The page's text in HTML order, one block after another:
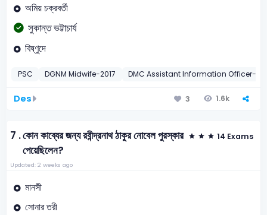
অমিয় চক্রবর্তী
সুকান্ত ভট্টাচার্য
বিষ্ণুদে
PSC DGNM Midwife-2017 DMC Assistant Information Officer-
Des 3 1.6k
7 .কোন কাব্যের জন্য রবীন্দ্রনাথ ঠাকুর নোবেল পুরস্কার
পেয়েছিলেন?
14 Exams
Updated: 2 weeks ago
মানসী
সোনার তরী